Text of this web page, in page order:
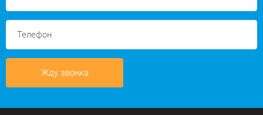
Жду звонка